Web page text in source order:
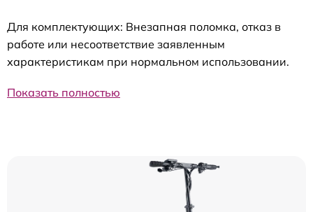
Для комплектующих: Внезапная поломка, отказ в
работе или несоответствие заявленным
характеристикам при нормальном использовании.
Показать полностью